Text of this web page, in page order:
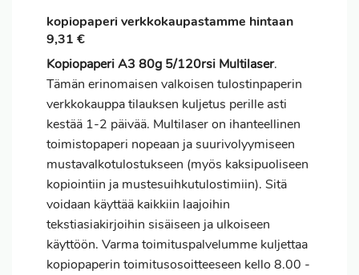
kopiopaperi verkkokaupastamme hintaan
9,31 €
Kopiopaperi A3 80g 5/120rsi Multilaser.
Tämän erinomaisen valkoisen tulostinpaperin
verkkokauppa tilauksen kuljetus perille asti
kestää 1-2 päivää. Multilaser on ihanteellinen
toimistopaperi nopeaan ja suurivolyymiseen
mustavalkotulostukseen (myös kaksipuoliseen
kopiointiin ja mustesuihkutulostimiin). Sitä
voidaan käyttää kaikkiin laajoihin
tekstiasiakirjoihin sisäiseen ja ulkoiseen
käyttöön. Varma toimituspalvelumme kuljettaa
kopiopaperin toimitusosoitteeseen kello 8.00 -